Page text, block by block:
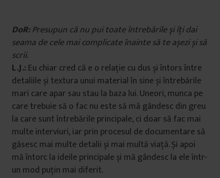
DoR:Presupun că nu pui toate întrebările și îți dai
seama de cele mai complicate înainte să te așezi și să
scrii.
L.J.: Eu chiar cred că e o relație cu dus și întors între
detaliile și textura unui material în sine și întrebările
mari care apar sau stau la baza lui. Uneori, munca pe
care trebuie să o fac nu este să mă gândesc din greu
la care sunt întrebările principale, ci doar să fac mai
multe interviuri, iar prin procesul de documentare să
găsesc mai multe detalii și mai multă viață. Și apoi
mă întorc la ideile principale și mă gândesc la ele într-
un mod puțin mai diferit.